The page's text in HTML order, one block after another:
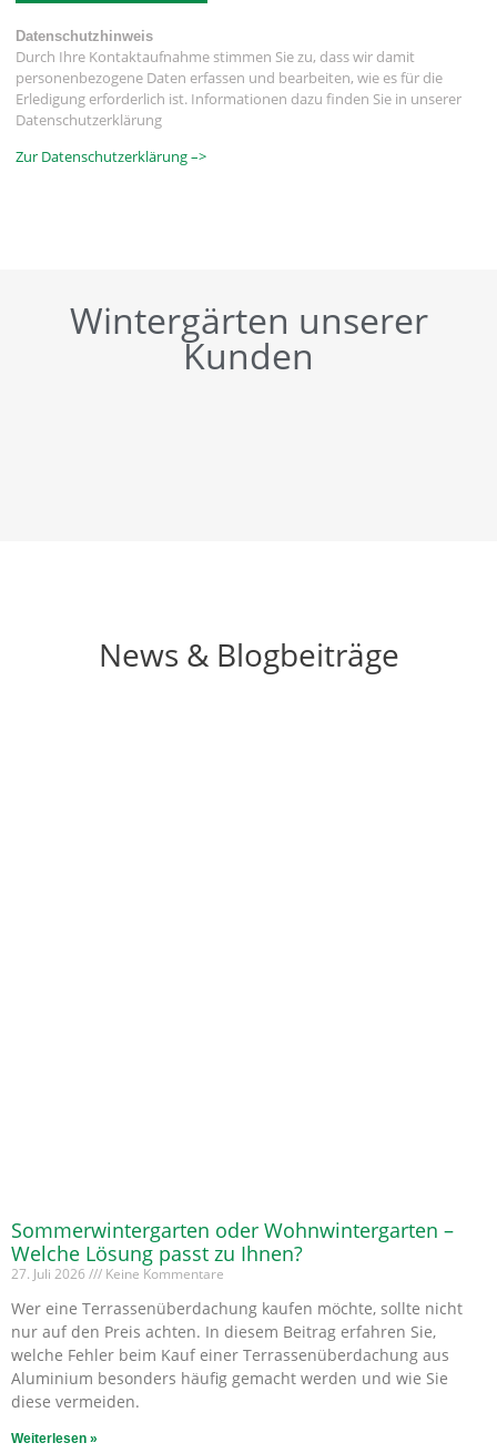
Datenschutzhinweis
Durch Ihre Kontaktaufnahme stimmen Sie zu, dass wir damit
personenbezogene Daten erfassen und bearbeiten, wie es für die
Erledigung erforderlich ist. Informationen dazu finden Sie in unserer
Datenschutzerklärung
Zur Datenschutzerklärung –>
Wintergärten unserer
Kunden
News & Blogbeiträge
Sommerwintergarten oder Wohnwintergarten –
Welche Lösung passt zu Ihnen?
27. Juli 2026 Keine Kommentare
Wer eine Terrassenüberdachung kaufen möchte, sollte nicht
nur auf den Preis achten. In diesem Beitrag erfahren Sie,
welche Fehler beim Kauf einer Terrassenüberdachung aus
Aluminium besonders häufig gemacht werden und wie Sie
diese vermeiden.
Weiterlesen »